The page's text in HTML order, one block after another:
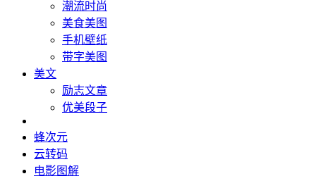
潮流时尚
美食美图
手机壁纸
带字美图
美文
励志文章
优美段子
蜂次元
云转码
电影图解